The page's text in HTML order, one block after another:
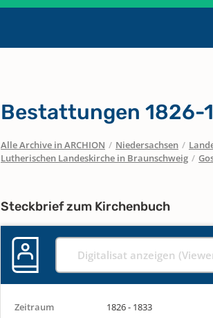
Bestattungen 1826-
Alle Archive in ARCHION / Niedersachsen /
Lutherischen Landeskirche in Braunschweig /
Steckbrief zum Kirchenbuch
Digitalisat anzeigen
Zeitraum
1826 - 1833